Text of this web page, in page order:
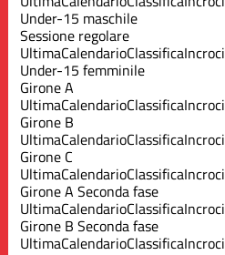
Under-15 maschile
Sessione regolare
UltimaCalendarioClassificaIncroci
Under-15 femminile
Girone A
UltimaCalendarioClassificaIncroci
Girone B
UltimaCalendarioClassificaIncroci
Girone C
UltimaCalendarioClassificaIncroci
Girone A Seconda fase
UltimaCalendarioClassificaIncroci
Girone B Seconda fase
UltimaCalendarioClassificaIncroci